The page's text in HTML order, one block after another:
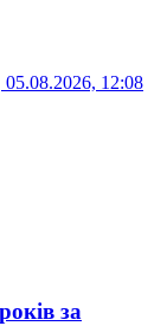
05.08.2026, 12:08
за